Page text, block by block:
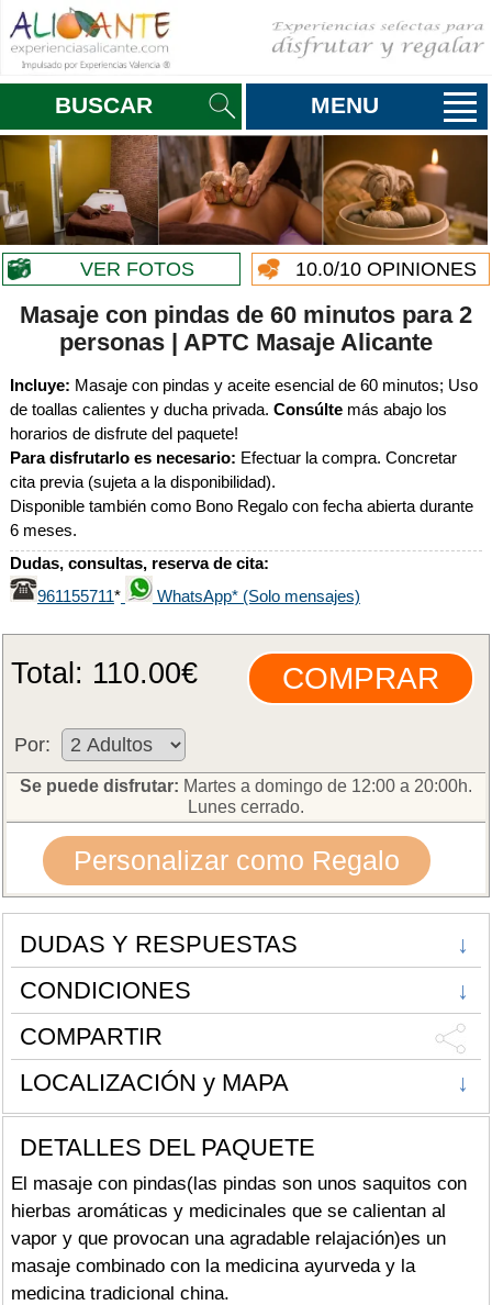
BUSCAR MENU
VER FOTOS 10.0/10 OPINIONES
Masaje con pindas de 60 minutos para 2
personas | APTC Masaje Alicante
Incluye: Masaje con pindas y aceite esencial de 60 minutos; Uso
de toallas calientes y ducha privada. Consúltemás abajo los
horarios de disfrute del paquete!
Para disfrutarlo es necesario: Efectuar la compra. Concretar
cita previa (sujeta a la disponibilidad).
Disponible también como Bono Regalo con fecha abierta durante
6 meses.
Dudas, consultas, reserva de cita:
961155711* WhatsApp* (Solo mensajes)
Total: 110.00€
Por:
Se puede disfrutar: Martes a domingo de 12:00 a 20:00h.
Lunes cerrado.
Personalizar como Regalo
DUDAS Y RESPUESTAS
↓
CONDICIONES
↓
COMPARTIR
LOCALIZACIÓN y MAPA
↓
DETALLES DEL PAQUETE
El masaje con pindas(las pindas son unos saquitos con
hierbas aromáticas y medicinales que se calientan al
vapor y que provocan una agradable relajación)es un
masaje combinado con la medicina ayurveda y la
medicina tradicional china.